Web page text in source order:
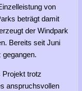
von
beträgt damit
der Windpark
Bereits seit Juni
Projekt trotz
anspruchsvollen